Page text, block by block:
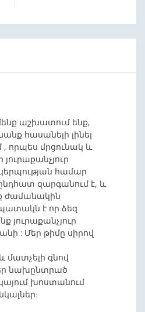
աշխատում ենք,
հասանելի լինել
, որպես մրցունակ և
յուրաքանչյուր
համար
զարգանում է, և
ժամանակին
է որ ձեզ
յուրաքանչյուր
: Մեր թիմը սիրով
մատչելի գնով
նախընտրած
խոստանում